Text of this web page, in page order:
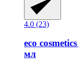
4.0 (23)
eco cosmetics
мл